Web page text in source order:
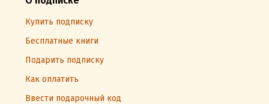
Купить подписку
Бесплатные книги
Подарить подписку
Как оплатить
Ввести подарочный код